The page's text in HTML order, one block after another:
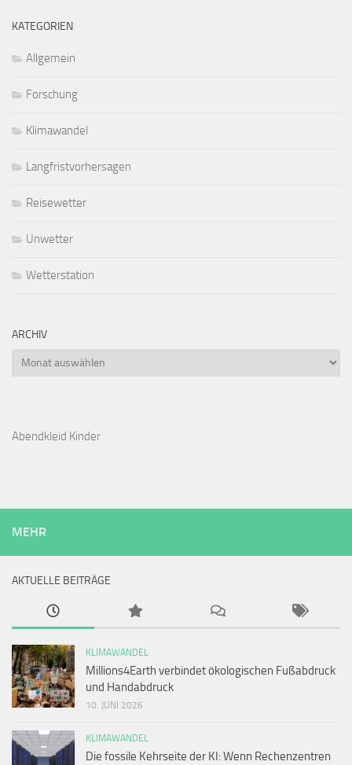
KATEGORIEN
Allgemein
Forschung
Klimawandel
Langfristvorhersagen
Reisewetter
Unwetter
Wetterstation
ARCHIV
Archiv
Abendkleid Kinder
MEHR
AKTUELLE BEITRÄGE
KLIMAWANDEL
Millions4Earth verbindet ökologischen Fußabdruck
und Handabdruck
10. JUNI 2026
KLIMAWANDEL
Die fossile Kehrseite der KI: Wenn Rechenzentren